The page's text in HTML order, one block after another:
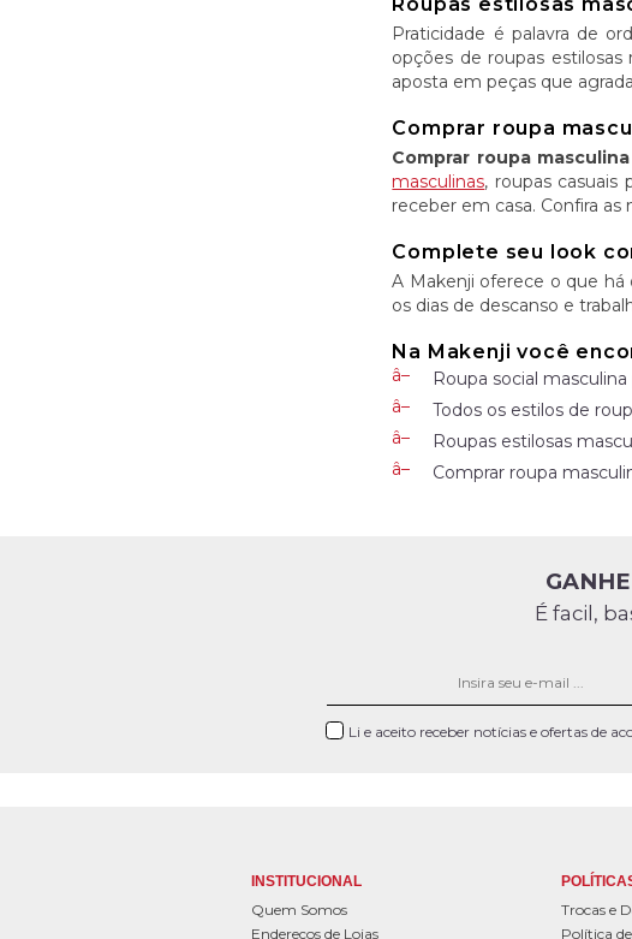
Roupas estilosas
Praticidade é palavra de
opções de roupas
aposta em peças que
Comprar roupa
Comprar roupa masculina
masculinas, roupas casuais
receber em casa. Confira as
Complete seu look
A Makenji oferece o que há
os dias de descanso e
Na Makenji você
Roupa social
Todos os estilos de
Roupas estilosas
Comprar roupa
É facil,
Li e aceito receber notícias e ofertas de
INSTITUCIONAL
Quem Somos
Endereços de Lojas
Trocas e
Política